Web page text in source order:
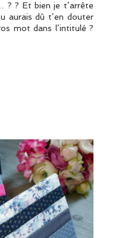
? ? Et bien je t’arrête
aurais dû t’en douter
mot dans l’intitulé ?